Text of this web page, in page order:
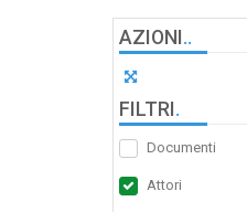
AZIONI..
FILTRI.
Documenti
Attori